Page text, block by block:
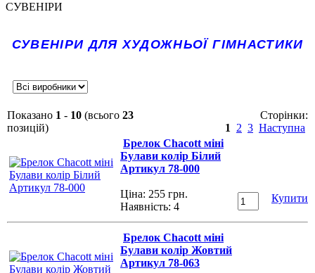
СУВЕНІРИ
СУВЕНІРИ ДЛЯ ХУДОЖНЬОЇ ГІМНАСТИКИ
Показано 1 - 10 (всього 23
позицій)
Сторінки:
1
2 3 Наступна
Брелок Chacott міні
Булави колір Білий
Артикул 78-000
Ціна: 255 грн.
Наявність: 4
Купити
Брелок Chacott міні
Булави колір Жовтий
Артикул 78-063